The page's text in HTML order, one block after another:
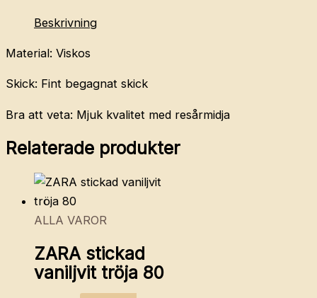
mängdBeskrivning
Material: Viskos
Skick: Fint begagnat skick
Bra att veta: Mjuk kvalitet med resårmidja
Relaterade produkter
ALLA VAROR
ZARA stickad
vaniljvit tröja 80